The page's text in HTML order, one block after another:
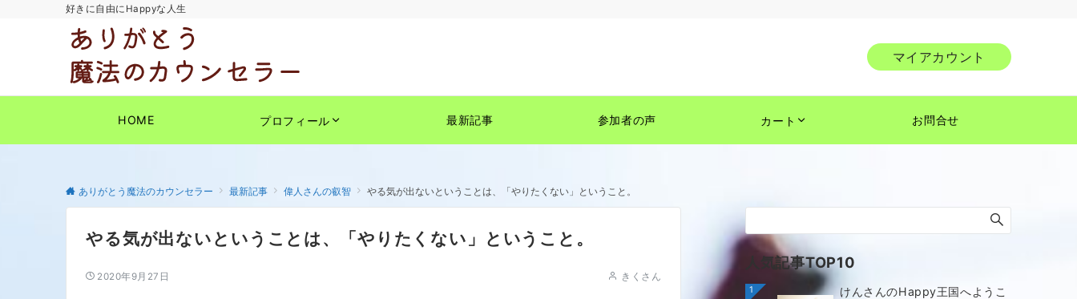
好きに自由にHappyな人生
マイアカウント
HOME プロフィール 最新記事 参加者の声 カート お問合せ
ありがとう魔法のカウンセラー 最新記事 偉人さんの叡智 やる気が出ないということは、「やりたくない」ということ。
やる気が出ないということは、「やりたくない」ということ。
2020年9月27日 きくさん
人気記事TOP10
1
けんさんのHappy王国へようこ